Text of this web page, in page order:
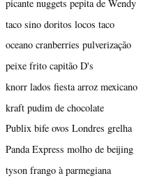
picante nuggets pepita de Wendy
taco sino doritos locos taco
oceano cranberries pulverização
peixe frito capitão D's
knorr lados fiesta arroz mexicano
kraft pudim de chocolate
Publix bife ovos Londres grelha
Panda Express molho de beijing
tyson frango à parmegiana